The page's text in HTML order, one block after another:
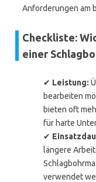
Anforderungen am
Checkliste:
einer
✔ Leistung:
bearbeiten
bieten oft
für harte
✔
längere
verwendet